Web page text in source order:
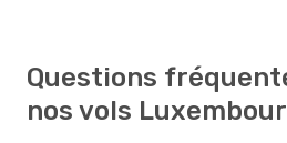
Questions
nos vols